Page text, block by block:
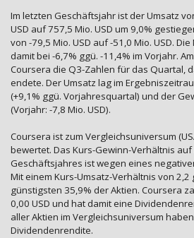
Im letzten Geschäftsjahr ist der Umsatz
USD auf 757,5 Mio. USD um 9,0%
von -79,5 Mio. USD auf -51,0 Mio. USD.
damit bei -6,7% ggü. -11,4% im Vorjahr.
Coursera die Q3-Zahlen für das Quartal,
endete. Der Umsatz lag im
(+9,1% ggü. Vorjahresquartal) und der
(Vorjahr: -7,8 Mio. USD).
Coursera ist zum Vergleichsuniversum
bewertet. Das Kurs-Gewinn-Verhältnis
Geschäftsjahres ist wegen eines
Mit einem Kurs-Umsatz-Verhältnis von
günstigsten 35,9% der Aktien. Coursera
0,00 USD und hat damit eine
aller Aktien im Vergleichsuniversum
Dividendenrendite.